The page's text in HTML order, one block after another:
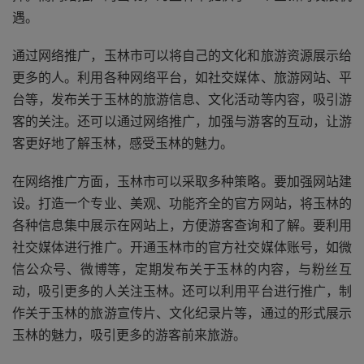
遇。
通过网络推广，玉林市可以将自己的文化和旅游资源展示给
更多的人。利用各种网络平台，如社交媒体、旅游网站、平
台等，发布关于玉林的旅游信息、文化活动等内容，吸引游
客的关注。还可以通过网络推广，加强与游客的互动，让游
客更好地了解玉林，感受玉林的魅力。
在网络推广方面，玉林市可以采取多种策略。要加强网站建
设。打造一个专业、美观、功能齐全的官方网站，将玉林的
各种信息集中展示在网站上，方便游客查询和了解。要利用
社交媒体进行推广。开通玉林市的官方社交媒体账号，如微
信公众号、微博等，定期发布关于玉林的内容，与粉丝互
动，吸引更多的人关注玉林。还可以利用平台进行推广，制
作关于玉林的旅游宣传片、文化纪录片等，通过的形式展示
玉林的魅力，吸引更多的游客前来旅游。